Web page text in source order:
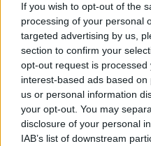
If you wish to opt-out of the
processing of your personal
targeted advertising by us,
section to confirm your
opt-out request is
interest-based ads based
us or personal information
your opt-out. You may
disclosure of your personal
IAB’s list of downstream
ακόμη και τους 42°C
περιοχές